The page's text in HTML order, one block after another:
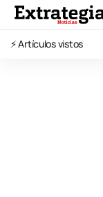
⚡️ Artículos vistos